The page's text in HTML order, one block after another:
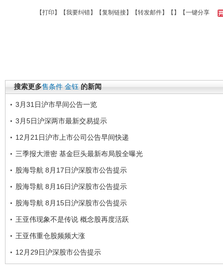
【打印 】【我要纠错】【复制链接】【转发邮件】【 】 【一键分享
搜索更多售条件 金钰 的新闻
3月31日沪市早间公告一览
3月5日沪深两市最新交易提示
12月21日沪市上市公司公告早间快递
三季报大泄密 基金巨头最新布局股全曝光
股海导航 8月17日沪深股市公告提示
股海导航 8月16日沪深股市公告提示
股海导航 8月15日沪深股市公告提示
王亚伟现象不是传说 概念股再度活跃
王亚伟重仓股频频大涨
12月29日沪深股市公告提示